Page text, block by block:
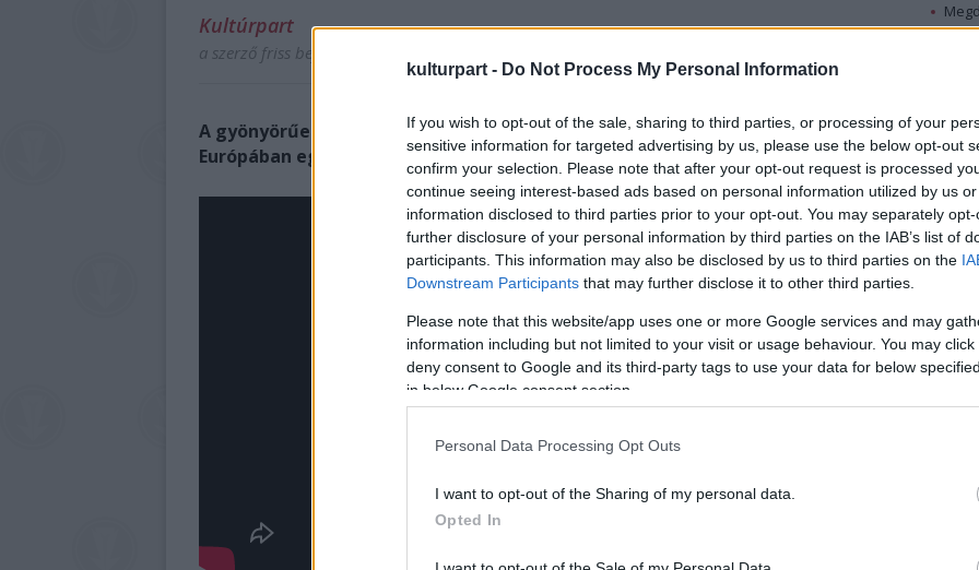
kulturpart - Do Not Process My Personal Information
If you wish to opt-out of the sale, sharing to third parties, or processing of your
sensitive information for targeted advertising by us, please use the below opt-out
confirm your selection. Please note that after your opt-out request is processed
continue seeing interest-based ads based on personal information utilized by us
information disclosed to third parties prior to your opt-out. You may separately
further disclosure of your personal information by third parties on the IAB’s list of
participants. This information may also be disclosed by us to third parties on the
Downstream Participants that may further disclose it to other third parties.
Please note that this website/app uses one or more Google services and may
information including but not limited to your visit or usage behaviour. You may
deny consent to Google and its third-party tags to use your data for below
in below Google consent section.
Personal Data Processing Opt Outs
I want to opt-out of the Sharing of my personal data.
Opted In
Kultúrpart
a szerző friss bejegyzései
A gyönyörűen felújított Schanzer-villa egy építészeti csoda, szokatlan, és
Európában egyedülálló megoldásokat alkalmaztak a rekonstrukció során.
Top
A
A
A